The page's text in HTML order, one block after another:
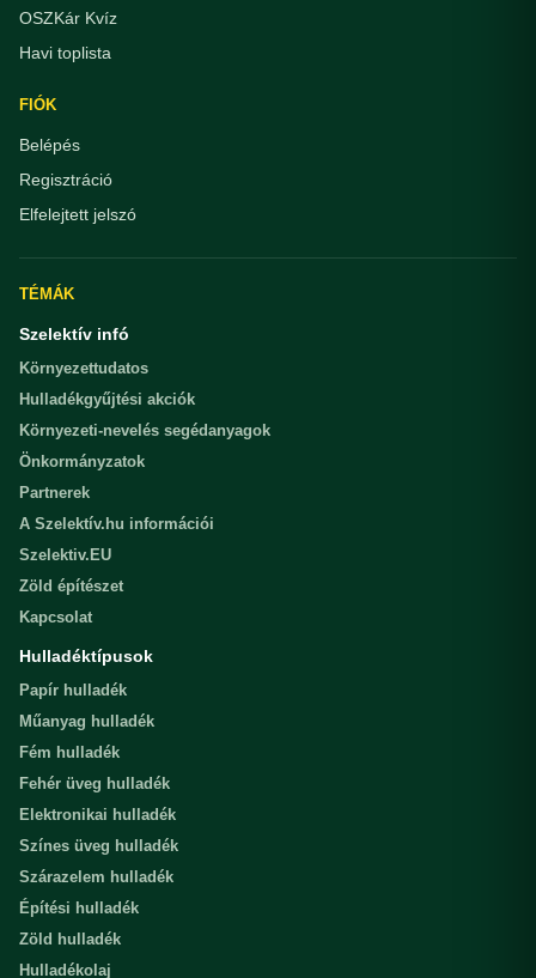
OSZKár Kvíz
Havi toplista
FIÓK
Belépés
Regisztráció
Elfelejtett jelszó
TÉMÁK
Szelektív infó
Környezettudatos
Hulladékgyűjtési akciók
Környezeti-nevelés segédanyagok
Önkormányzatok
Partnerek
A Szelektív.hu információi
Szelektiv.EU
Zöld építészet
Kapcsolat
Hulladéktípusok
Papír hulladék
Műanyag hulladék
Fém hulladék
Fehér üveg hulladék
Elektronikai hulladék
Színes üveg hulladék
Szárazelem hulladék
Építési hulladék
Zöld hulladék
Hulladékolaj